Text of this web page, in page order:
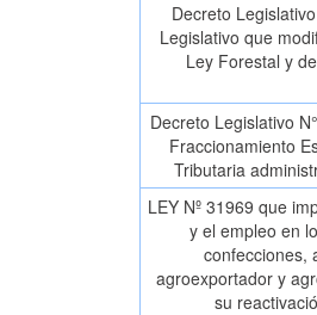
Decreto
Legislativo que
Ley Forestal y
Decreto Legislativo
Fraccionamiento
Tributaria
LEY Nº 31969 que
y el empleo en
confecciones,
agroexportador y
su